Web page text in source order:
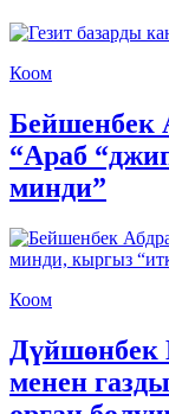
Коом
Бейшенбек
“Араб
минди”
Коом
Дүйшөнбек
менен